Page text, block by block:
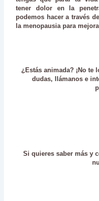
tener dolor en la
podemos hacer a través
la menopausiapara
¿Estás animada? ¡No te
dudas, llámanos e
Si quieres saber más y